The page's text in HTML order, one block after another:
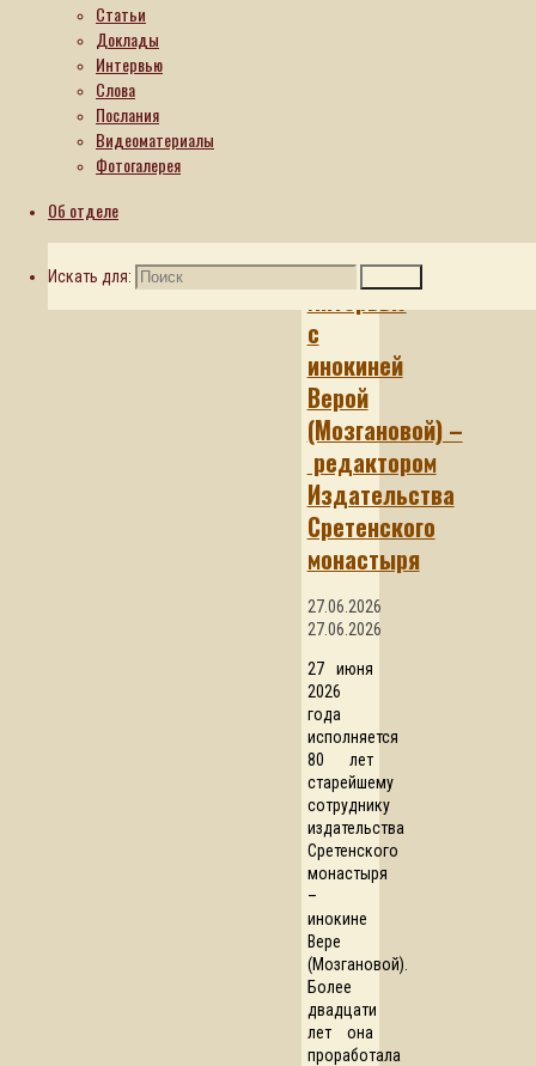
Статьи
Доклады
Интервью
Слова
Послания
Видеоматериалы
Фотогалерея
Об отделе
Искать для:
Интервью
с
инокиней
Верой
(Мозгановой) –
редактором
Издательства
Сретенского
монастыря
27.06.2026
27.06.2026
27 июня
2026
года
исполняется
80 лет
старейшему
сотруднику
издательства
Сретенского
монастыря
–
инокине
Вере
(Мозгановой).
Более
двадцати
лет она
проработала